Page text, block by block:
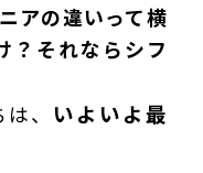
アの違いって横
？それならシフ
、 いよいよ最